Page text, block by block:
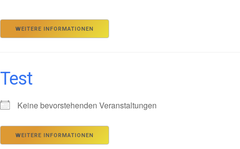
WEITERE INFORMATIONEN
Test
Keine bevorstehenden Veranstaltungen
WEITERE INFORMATIONEN